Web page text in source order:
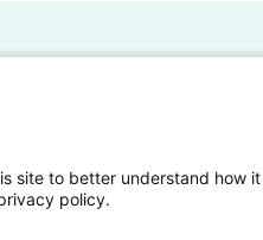
Eigen
site to better understand how
policy.